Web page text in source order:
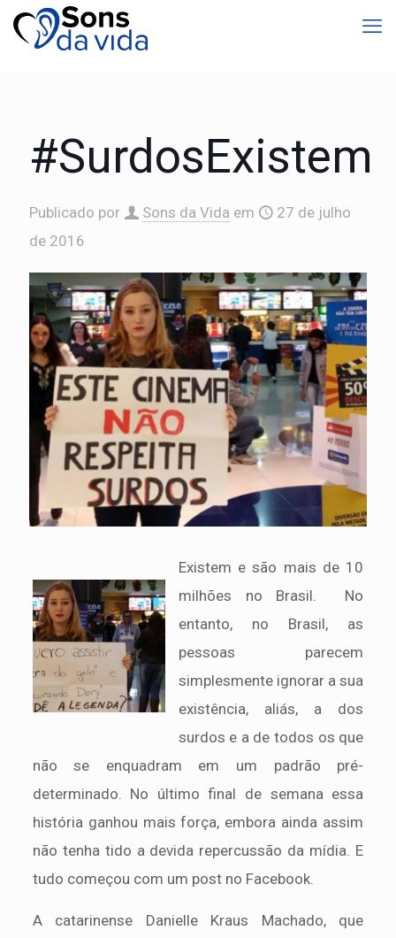
#SurdosExistem
Publicado por Sons da Vida em
27 de julho
de 2016
Existem e são mais de 10
milhões no Brasil. No
entanto, no Brasil, as
pessoas parecem
simplesmente ignorar a sua
existência, aliás, a dos
surdos e a de todos os que
não se enquadram em um padrão pré-
determinado. No último final de semana essa
história ganhou mais força, embora ainda assim
não tenha tido a devida repercussão da mídia. E
tudo começou com um post no Facebook.
A catarinense Danielle Kraus Machado, que